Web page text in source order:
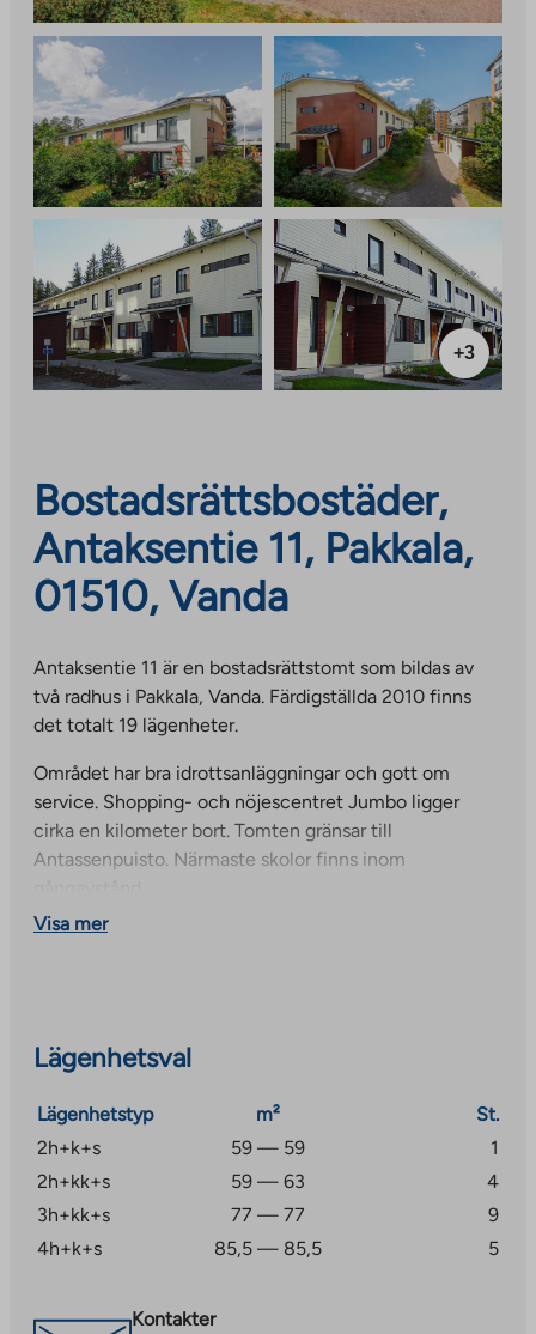
+3
Bostadsrättsbostäder,
Antaksentie 11, Pakkala,
01510, Vanda
Antaksentie 11 är en bostadsrättstomt som bildas av
två radhus i Pakkala, Vanda. Färdigställda 2010 finns
det totalt 19 lägenheter.
Området har bra idrottsanläggningar och gott om
service. Shopping- och nöjescentret Jumbo ligger
cirka en kilometer bort. Tomten gränsar till
Antassenpuisto. Närmaste skolor finns inom
Visa mer
Lägenhetsval
Lägenhetstyp m²
St.
2h+k+s
59 — 59
1
2h+kk+s
59 — 63
4
3h+kk+s
77 — 77
9
4h+k+s
85,5 — 85,5 5
Kontakter